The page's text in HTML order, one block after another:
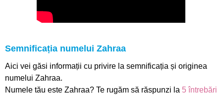
Semnificația numelui Zahraa
Aici vei găsi informații cu privire la semnificația și originea
numelui Zahraa.
Numele tău este Zahraa? Te rugăm să răspunzi la 5 întrebări